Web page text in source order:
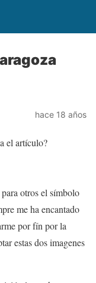
hace 18 años
el artículo?
otros el símbolo
me ha encantado
por fín por la
estas dos imagenes